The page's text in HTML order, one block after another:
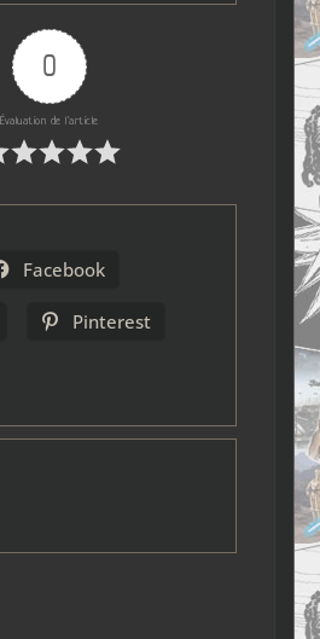
0
Évaluation de l'article
Facebook
Pinterest